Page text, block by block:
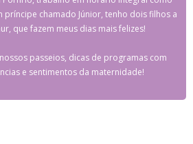
príncipe chamado Júnior, tenho dois filhos a
que fazem meus dias mais felizes!
passeios, dicas de programas com
e sentimentos da maternidade!